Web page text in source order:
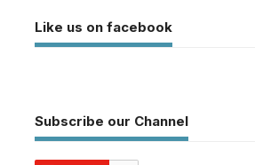
Like us on facebook
Subscribe our Channel